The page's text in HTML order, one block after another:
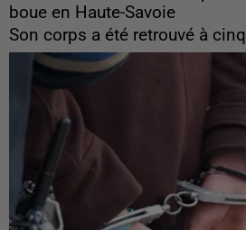
boue en Haute-Savoie
Son corps a été retrouvé à